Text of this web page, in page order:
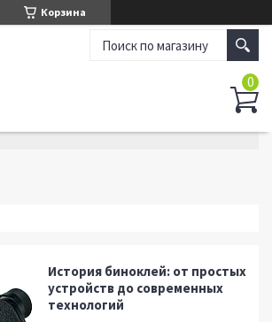
Корзина
История биноклей: от простых
устройств до современных
технологий